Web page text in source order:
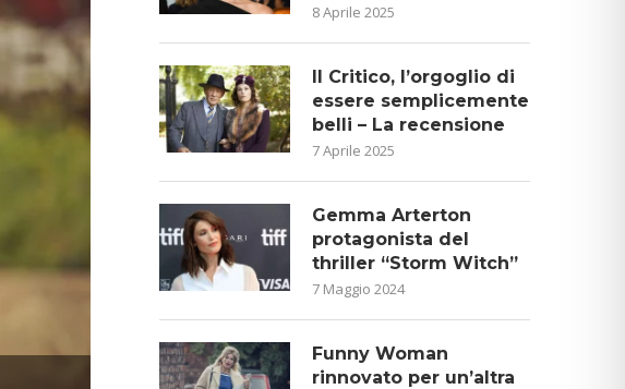
8 Aprile 2025
Il Critico, l’orgoglio di
essere semplicemente
belli – La recensione
7 Aprile 2025
Gemma Arterton
protagonista del
thriller “Storm Witch”
7 Maggio 2024
Funny Woman
rinnovato per un’altra